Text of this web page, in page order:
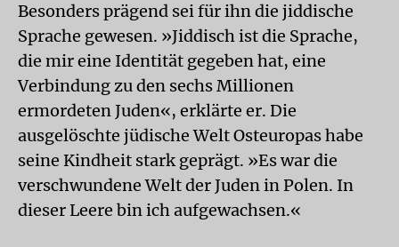
Besonders prägend sei für ihn die jiddische
Sprache gewesen. »Jiddisch ist die Sprache,
die mir eine Identität gegeben hat, eine
Verbindung zu den sechs Millionen
ermordeten Juden«, erklärte er. Die
ausgelöschte jüdische Welt Osteuropas habe
seine Kindheit stark geprägt. »Es war die
verschwundene Welt der Juden in Polen. In
dieser Leere bin ich aufgewachsen.«